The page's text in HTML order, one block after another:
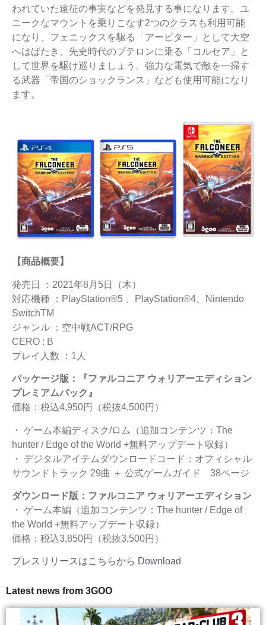
われていた遠征の事実などを発見する事になります。ユ
ニークなマウントを乗りこなす2つのクラスも利用可能
になり、フェニックスを駆る「アービター」として大空
へはばたき、先史時代のプテロンに乗る「コルセア」と
して世界を駆け巡りましょう。強力な電気で敵を一掃す
る武器「帝国のショックランス」なども使用可能になり
ます。
【商品概要】
発売日 ：2021年8月5日（木）
対応機種 ：PlayStation®️5 、PlayStation®️4、Nintendo
SwitchTM
ジャンル ：空中戦ACT/RPG
CERO : B
プレイ人数 ：1人
パッケージ版：『ファルコニア ウォリアーエディション
プレミアムパック』
価格：税込4,950円（税抜4,500円）
・ ゲーム本編ディスク/ロム（追加コンテンツ：The
hunter / Edge of the World +無料アップデート収録）
・ デジタルアイテムダウンロードコード：オフィシャル
サウンドトラック 29曲 ＋ 公式ゲームガイド 38ページ
ダウンロード版：ファルコニア ウォリアーエディション
・ ゲーム本編（追加コンテンツ：The hunter / Edge of
the World +無料アップデート収録）
価格：税込3,850円（税抜3,500円）
プレスリリースはこちらから Download
Latest news from 3GOO